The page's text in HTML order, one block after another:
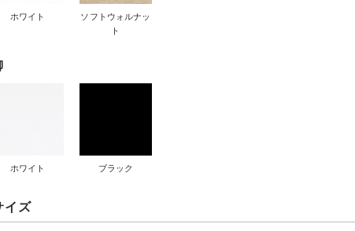
ホワイト
ソフトウォルナッ
ト
ホワイト ブラック
イズ